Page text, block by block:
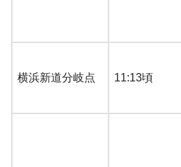
横浜新道分岐点 11:13頃